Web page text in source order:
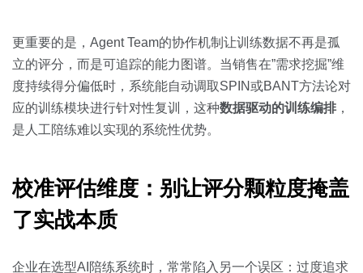
更重要的是，Agent Team的协作机制让训练数据不再是孤
立的评分，而是可追踪的能力图谱。当销售在”需求挖掘”维
度持续得分偏低时，系统能自动调取SPIN或BANT方法论对
应的训练模块进行针对性复训，这种数据驱动的训练编排，
是人工陪练难以实现的系统性优势。
校准评估维度：别让评分颗粒度掩盖
了实战本质
企业在选型AI陪练系统时，常常陷入另一个误区：过度追求